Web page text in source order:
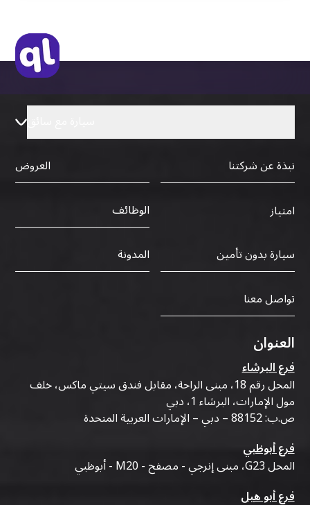
نبذة عن شركتنا
العروض
امتياز
الوظائف
سيارة بدون تأمين
المدونة
تواصل معنا
العنوان
فرع البرشاء
المحل رقم 18، مبنى الراحة، مقابل فندق سيتي ماكس، خلف
مول الإمارات، البرشاء 1، دبي
ص.ب: 88152 – دبي – الإمارات العربية المتحدة
فرع أبوظبي
المحل G23، مبنى إنرجي - مصفح - M20 - أبوظبي
فرع أبو هيل